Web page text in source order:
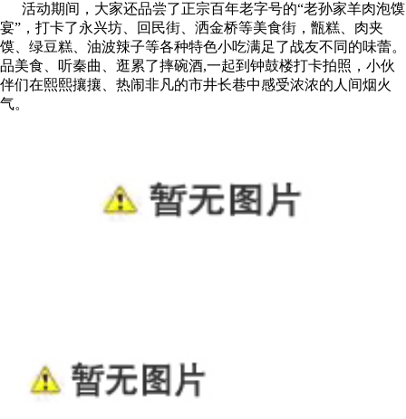
活动期间，大家还品尝了正宗百年老字号的“老孙家羊肉泡馍
宴”，打卡了永兴坊、回民街、洒金桥等美食街，甑糕、肉夹
馍、绿豆糕、油波辣子等各种特色小吃满足了战友不同的味蕾。
品美食、听秦曲、逛累了摔碗酒,一起到钟鼓楼打卡拍照，小伙
伴们在熙熙攘攘、热闹非凡的市井长巷中感受浓浓的人间烟火
气。